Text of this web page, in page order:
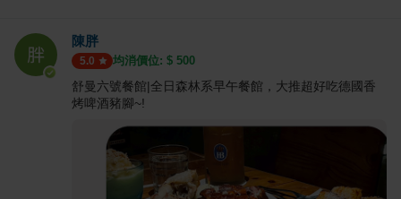
陳胖
5.0 均消價位: $ 500
舒曼六號餐館|全日森林系早午餐館，大推超好吃德國香
烤啤酒豬腳~!